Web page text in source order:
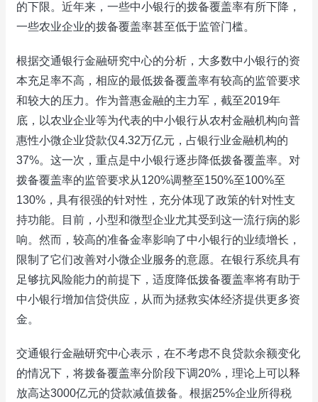
的下限。近年来，一些中小银行的拨备覆盖率有所下降，
一些农业企业的拨备覆盖率甚至低于监管门槛。
根据交通银行金融研究中心的分析，大多数中小银行的资
本充足率不高，相应的最低拨备覆盖率有较高的监管要求
和较大的压力。作为普惠金融的主力军，截至2019年
底，以农业企业等为代表的中小银行从农村金融机构向普
惠性小微企业贷款仅4.32万亿元，占银行业金融机构的
37%。这一次，重点是中小银行逐步降低拨备覆盖率。对
拨备覆盖率的监管要求从120%调整至150%至100%至
130%，具有很强的针对性，充分体现了政策的针对性支
持功能。目前，小型和微型企业尤其受到这一流行病的影
响。然而，较高的准备金率影响了中小银行的业绩增长，
限制了它们改善对小微企业服务的意愿。在银行系统具有
足够抗风险能力的前提下，适度降低拨备覆盖率将有助于
中小银行增加信贷供应，从而为拯救实体经济提供更多资
金。
交通银行金融研究中心表示，在不考虑不良贷款余额变化
的情况下，将拨备覆盖率分阶段下调20%，理论上可以释
放高达3000亿元的贷款减值拨备。根据25%企业所得税